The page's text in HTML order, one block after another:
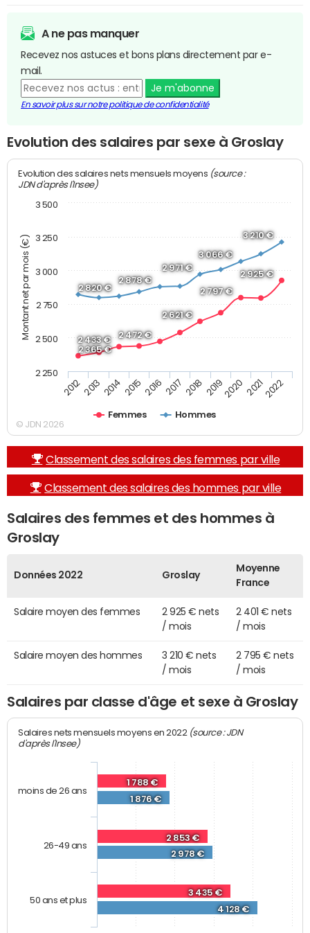
A ne pas manquer
Recevez nos astuces et bons plans directement par e-
mail.
Je m'abonne
En savoir plus sur notre politique de confidentialité
Evolution des salaires par sexe à Groslay
Montant net par mois (€)
Evolution des salaires nets mensuels moyens (source :
JDN d'après l'Insee)
2 365 €
2 433 €
2 472 €
2 621 €
2 797 €
2 925 €
2 820 €
2 878 €
2 971 €
3 066 €
3 210 €
Femmes Hommes
2012 2013 2014 2015 2016 2017 2018 20192020 20212022
2 250
2 500
2 750
3 000
3 250
3 500
© JDN 2026
Classement des salaires des femmes par ville
Classement des salaires des hommes par ville
Salaires des femmes et des hommes à
Groslay
Données 2022 Groslay
Moyenne
France
Salaire moyen des femmes
2 925 € nets
/ mois
2 401 € nets
/ mois
Salaire moyen des hommes
3 210 € nets
/ mois
2 795 € nets
/ mois
Salaires par classe d'âge et sexe à Groslay
Salaires nets mensuels moyens en 2022 (source : JDN
d'après l'Insee)
1 788 €
2 853 €
3 435 €
1 876 €
2 978 €
4 128 €
moins de 26 ans
26-49 ans
50 ans et plus